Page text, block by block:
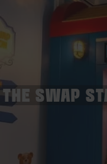
THE SWAP